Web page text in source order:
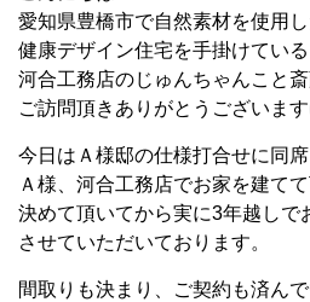
愛知県豊橋市で自然素材を使用し
健康デザイン住宅を手掛けている
河合工務店のじゅんちゃんこと斎
ご訪問頂きありがとうございま
今日はＡ様邸の仕様打合せに同席
Ａ様、河合工務店でお家を建て
決めて頂いてから実に3年越しで
させていただいております。
間取りも決まり、ご契約も済ん